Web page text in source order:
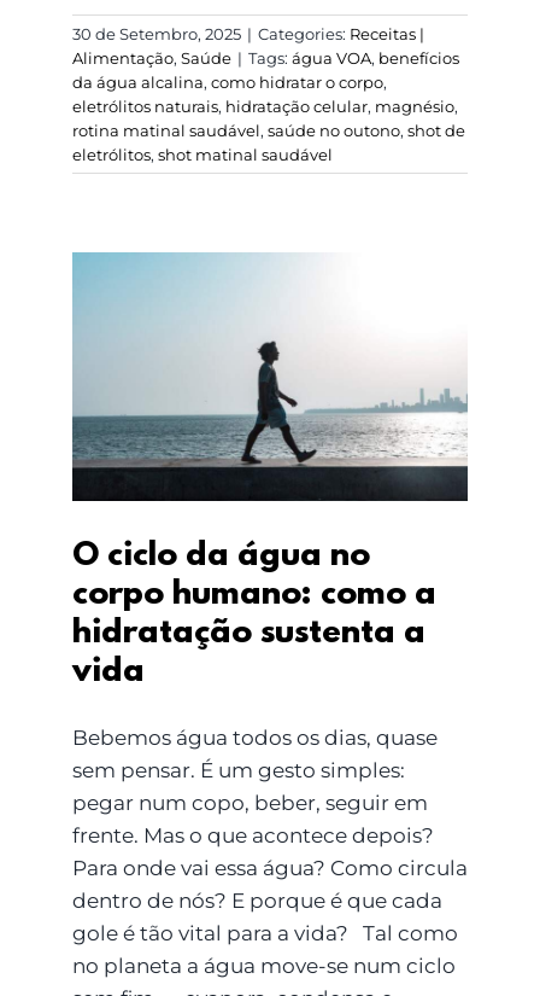
30 de Setembro, 2025 | Categories: Receitas |
Alimentação, Saúde | Tags: água VOA, benefícios
da água alcalina, como hidratar o corpo,
eletrólitos naturais, hidratação celular, magnésio,
rotina matinal saudável, saúde no outono, shot de
eletrólitos, shot matinal saudável
O ciclo da água no
corpo humano: como a
hidratação sustenta a
vida
O ciclo da água no
corpo humano: como a
hidratação sustenta a
vida
Bebemos água todos os dias, quase
sem pensar. É um gesto simples:
pegar num copo, beber, seguir em
frente. Mas o que acontece depois?
Para onde vai essa água? Como circula
dentro de nós? E porque é que cada
gole é tão vital para a vida? Tal como
no planeta a água move-se num ciclo